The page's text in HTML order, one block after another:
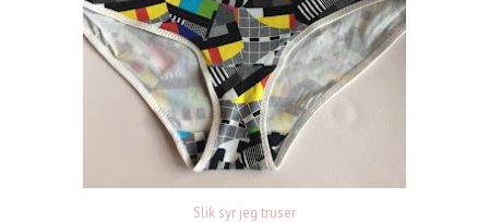
Slik syr jeg truser